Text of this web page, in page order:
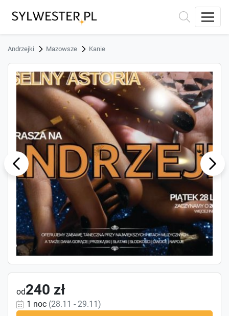
Andrzejki Mazowsze Kanie
Previ
ous
Next
od240 zł
1 noc (28.11 - 29.11)